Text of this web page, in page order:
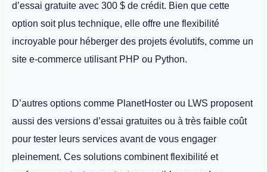
d’essai gratuite avec 300 $ de crédit. Bien que cette
option soit plus technique, elle offre une flexibilité
incroyable pour héberger des projets évolutifs, comme un
site e-commerce utilisant PHP ou Python.
D’autres options comme PlanetHoster ou LWS proposent
aussi des versions d’essai gratuites ou à très faible coût
pour tester leurs services avant de vous engager
pleinement. Ces solutions combinent flexibilité et